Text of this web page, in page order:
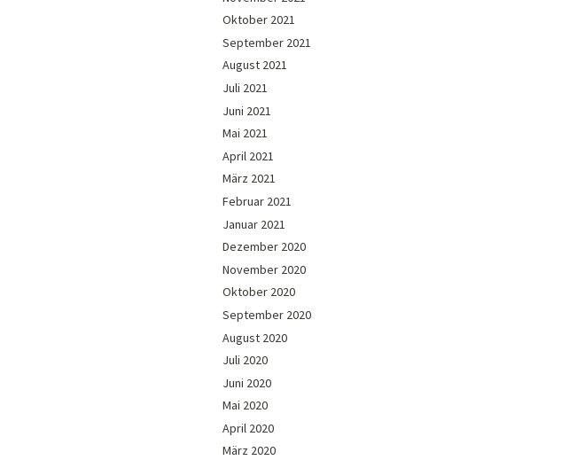
Oktober 2021
September 2021
August 2021
Juli 2021
Juni 2021
Mai 2021
April 2021
März 2021
Februar 2021
Januar 2021
Dezember 2020
November 2020
Oktober 2020
September 2020
August 2020
Juli 2020
Juni 2020
Mai 2020
April 2020
März 2020